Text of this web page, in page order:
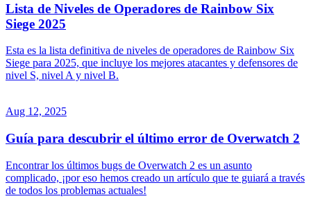
Lista de Niveles de Operadores de Rainbow Six
Siege 2025
Esta es la lista definitiva de niveles de operadores de Rainbow Six
Siege para 2025, que incluye los mejores atacantes y defensores de
nivel S, nivel A y nivel B.
Aug 12, 2025
Guía para descubrir el último error de Overwatch 2
Encontrar los últimos bugs de Overwatch 2 es un asunto
complicado, ¡por eso hemos creado un artículo que te guiará a través
de todos los problemas actuales!